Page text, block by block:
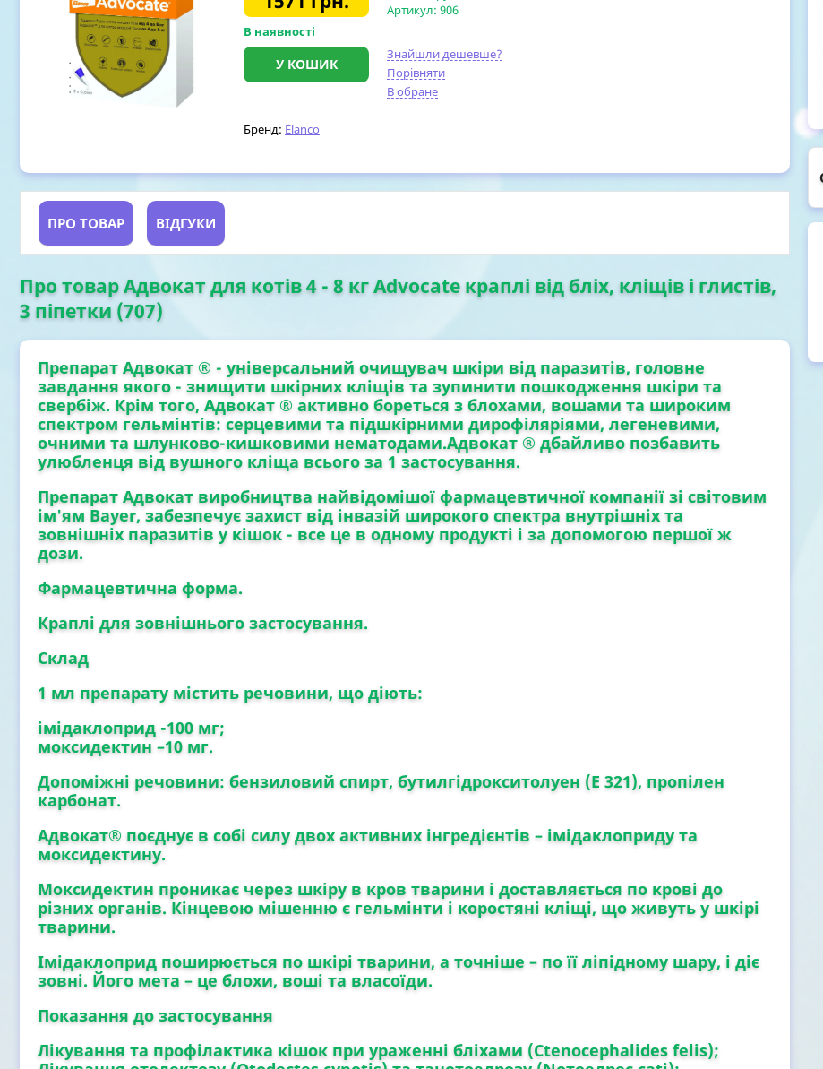
Артикул: 906
В наявності
У КОШИК
Знайшли дешевше?
Порівняти
В обране
Бренд: Elanco
ПРО ТОВАР ВІДГУКИ
Про товар Адвокат для котів 4 - 8 кг Advocate краплі від бліх, кліщів і глистів,
3 піпетки (707)
Препарат Адвокат ® - універсальний очищувач шкіри від паразитів, головне
завдання якого - знищити шкірних кліщів та зупинити пошкодження шкіри та
свербіж. Крім того, Адвокат ® активно бореться з блохами, вошами та широким
спектром гельмінтів: серцевими та підшкірними дирофіляріями, легеневими,
очними та шлунково-кишковими нематодами.Адвокат ® дбайливо позбавить
улюбленця від вушного кліща всього за 1 застосування.
Препарат Адвокат виробництва найвідомішої фармацевтичної компанії зі світовим
ім'ям Bayer, забезпечує захист від інвазій широкого спектра внутрішніх та
зовнішніх паразитів у кішок - все це в одному продукті і за допомогою першої ж
дози.
Фармацевтична форма.
Краплі для зовнішнього застосування.
Склад
1 мл препарату містить речовини, що діють:
імідаклоприд -100 мг;
моксидектин –10 мг.
Допоміжні речовини: бензиловий спирт, бутилгідрокситолуен (Е 321), пропілен
карбонат.
Адвокат® поєднує в собі силу двох активних інгредієнтів – імідаклоприду та
моксидектину.
Моксидектин проникає через шкіру в кров тварини і доставляється по крові до
різних органів. Кінцевою мішенню є гельмінти і коростяні кліщі, що живуть у шкірі
тварини.
Імідаклоприд поширюється по шкірі тварини, а точніше – по її ліпідному шару, і діє
зовні. Його мета – це блохи, воші та власоїди.
Показання до застосування
Лікування та профілактика кішок при ураженні бліхами (Ctenocephalides felis);